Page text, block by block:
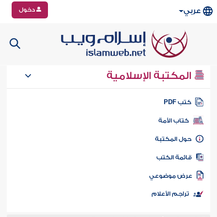
عربي دخول
المكتبة الإسلامية
كتب PDF
كتاب الأمة
المكتبة
الكتب
موضوعي